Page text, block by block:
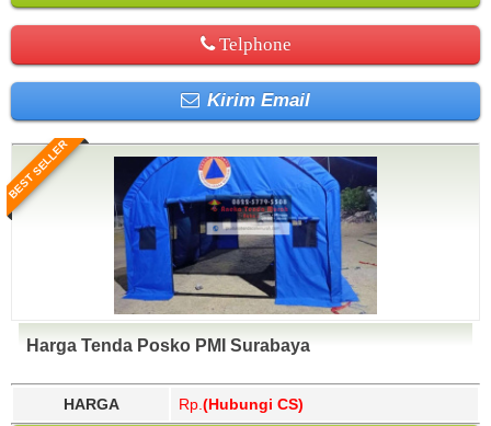
Telphone
Kirim Email
BEST SELLER
Harga Tenda Posko PMI Surabaya
HARGA Rp. (Hubungi CS)